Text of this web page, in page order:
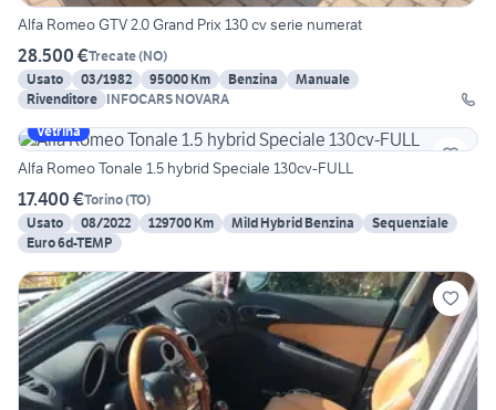
Alfa Romeo GTV 2.0 Grand Prix 130 cv serie numerat
28.500 €Trecate(NO)
Usato
03/1982 95000 Km Benzina
Manuale
Rivenditore INFOCARS NOVARA
Vetrina
Alfa Romeo Tonale 1.5 hybrid Speciale 130cv-FULL
17.400 €Torino(TO)
Usato
08/2022 129700 Km Mild Hybrid Benzina
Sequenziale
Euro 6d-TEMP